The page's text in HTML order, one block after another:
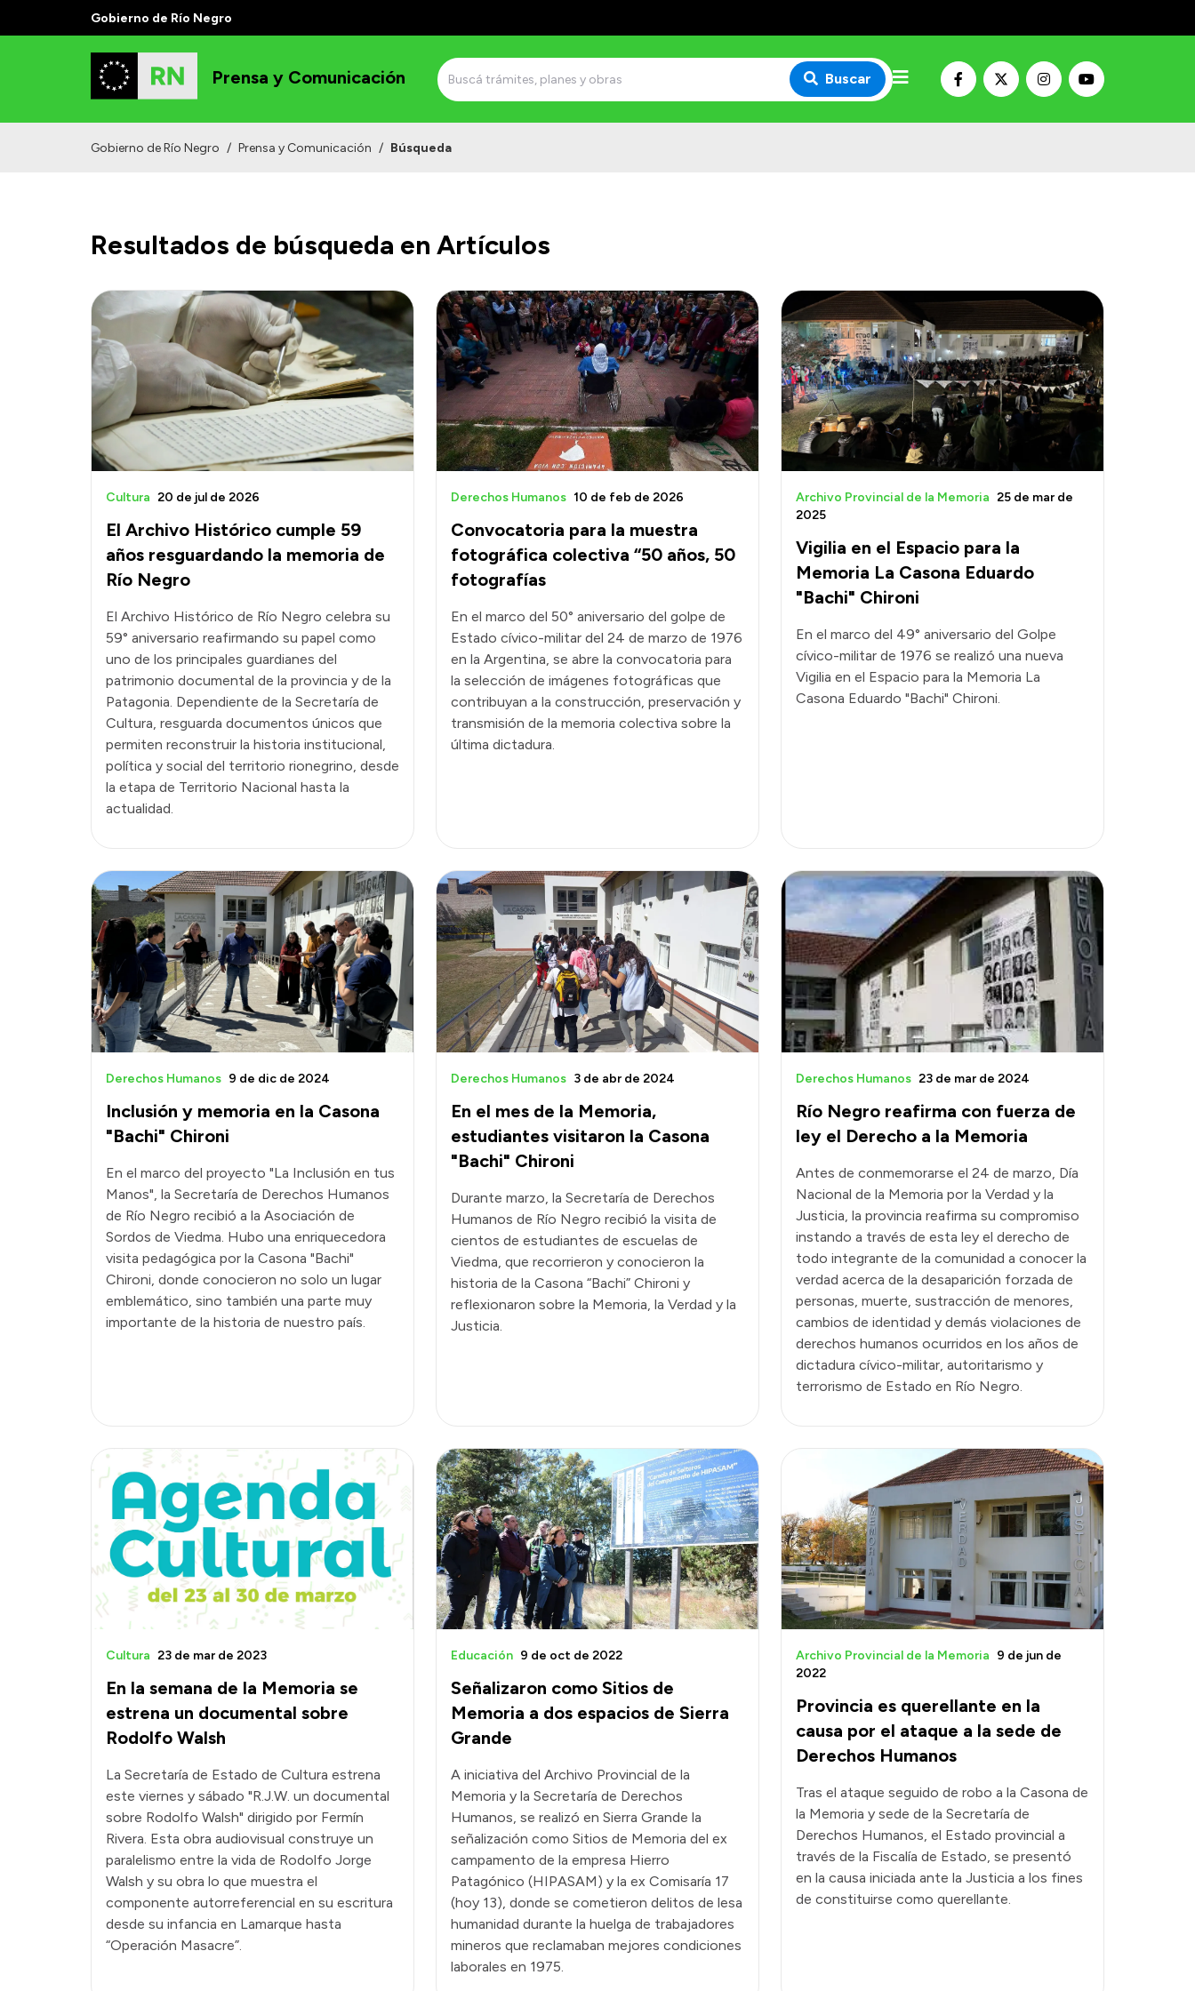
Gobierno de Río Negro
Prensa y Comunicación Buscar
Gobierno de Río Negro / Prensa y Comunicación / Búsqueda
Resultados de búsqueda en Artículos
El Archivo Histórico cumple 59
años resguardando la memoria de
Río Negro
Cultura 20 de jul de 2026
El Archivo Histórico de Río Negro celebra su
59° aniversario reafirmando su papel como
uno de los principales guardianes del
patrimonio documental de la provincia y de la
Patagonia. Dependiente de la Secretaría de
Cultura, resguarda documentos únicos que
permiten reconstruir la historia institucional,
política y social del territorio rionegrino, desde
la etapa de Territorio Nacional hasta la
actualidad.
Convocatoria para la muestra
fotográfica colectiva “50 años, 50
fotografías
Derechos Humanos 10 de feb de 2026
En el marco del 50° aniversario del golpe de
Estado cívico-militar del 24 de marzo de 1976
en la Argentina, se abre la convocatoria para
la selección de imágenes fotográficas que
contribuyan a la construcción, preservación y
transmisión de la memoria colectiva sobre la
última dictadura.
Vigilia en el Espacio para la
Memoria La Casona Eduardo
"Bachi" Chironi
Archivo Provincial de la Memoria 25 de mar de
2025
En el marco del 49° aniversario del Golpe
cívico-militar de 1976 se realizó una nueva
Vigilia en el Espacio para la Memoria La
Casona Eduardo "Bachi" Chironi.
Inclusión y memoria en la Casona
"Bachi" Chironi
Derechos Humanos 9 de dic de 2024
En el marco del proyecto "La Inclusión en tus
Manos", la Secretaría de Derechos Humanos
de Río Negro recibió a la Asociación de
Sordos de Viedma. Hubo una enriquecedora
visita pedagógica por la Casona "Bachi"
Chironi, donde conocieron no solo un lugar
emblemático, sino también una parte muy
importante de la historia de nuestro país.
En el mes de la Memoria,
estudiantes visitaron la Casona
"Bachi" Chironi
Derechos Humanos 3 de abr de 2024
Durante marzo, la Secretaría de Derechos
Humanos de Río Negro recibió la visita de
cientos de estudiantes de escuelas de
Viedma, que recorrieron y conocieron la
historia de la Casona “Bachi” Chironi y
reflexionaron sobre la Memoria, la Verdad y la
Justicia.
Río Negro reafirma con fuerza de
ley el Derecho a la Memoria
Derechos Humanos 23 de mar de 2024
Antes de conmemorarse el 24 de marzo, Día
Nacional de la Memoria por la Verdad y la
Justicia, la provincia reafirma su compromiso
instando a través de esta ley el derecho de
todo integrante de la comunidad a conocer la
verdad acerca de la desaparición forzada de
personas, muerte, sustracción de menores,
cambios de identidad y demás violaciones de
derechos humanos ocurridos en los años de
dictadura cívico-militar, autoritarismo y
terrorismo de Estado en Río Negro.
En la semana de la Memoria se
estrena un documental sobre
Rodolfo Walsh
Cultura 23 de mar de 2023
La Secretaría de Estado de Cultura estrena
este viernes y sábado "R.J.W. un documental
sobre Rodolfo Walsh" dirigido por Fermín
Rivera. Esta obra audiovisual construye un
paralelismo entre la vida de Rodolfo Jorge
Walsh y su obra lo que muestra el
componente autorreferencial en su escritura
desde su infancia en Lamarque hasta
“Operación Masacre”.
Señalizaron como Sitios de
Memoria a dos espacios de Sierra
Grande
Educación 9 de oct de 2022
A iniciativa del Archivo Provincial de la
Memoria y la Secretaría de Derechos
Humanos, se realizó en Sierra Grande la
señalización como Sitios de Memoria del ex
campamento de la empresa Hierro
Patagónico (HIPASAM) y la ex Comisaría 17
(hoy 13), donde se cometieron delitos de lesa
humanidad durante la huelga de trabajadores
mineros que reclamaban mejores condiciones
laborales en 1975.
Provincia es querellante en la
causa por el ataque a la sede de
Derechos Humanos
Archivo Provincial de la Memoria 9 de jun de
2022
Tras el ataque seguido de robo a la Casona de
la Memoria y sede de la Secretaría de
Derechos Humanos, el Estado provincial a
través de la Fiscalía de Estado, se presentó
en la causa iniciada ante la Justicia a los fines
de constituirse como querellante.